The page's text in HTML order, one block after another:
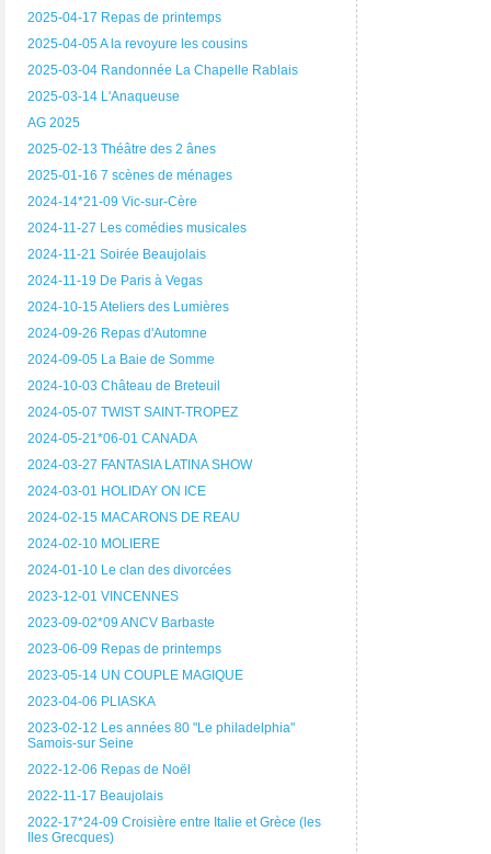
2025-04-17 Repas de printemps
2025-04-05 A la revoyure les cousins
2025-03-04 Randonnée La Chapelle Rablais
2025-03-14 L'Anaqueuse
AG 2025
2025-02-13 Théâtre des 2 ânes
2025-01-16 7 scènes de ménages
2024-14*21-09 Vic-sur-Cère
2024-11-27 Les comédies musicales
2024-11-21 Soirée Beaujolais
2024-11-19 De Paris à Vegas
2024-10-15 Ateliers des Lumières
2024-09-26 Repas d'Automne
2024-09-05 La Baie de Somme
2024-10-03 Château de Breteuil
2024-05-07 TWIST SAINT-TROPEZ
2024-05-21*06-01 CANADA
2024-03-27 FANTASIA LATINA SHOW
2024-03-01 HOLIDAY ON ICE
2024-02-15 MACARONS DE REAU
2024-02-10 MOLIERE
2024-01-10 Le clan des divorcées
2023-12-01 VINCENNES
2023-09-02*09 ANCV Barbaste
2023-06-09 Repas de printemps
2023-05-14 UN COUPLE MAGIQUE
2023-04-06 PLIASKA
2023-02-12 Les années 80 "Le philadelphia"
Samois-sur Seine
2022-12-06 Repas de Noël
2022-11-17 Beaujolais
2022-17*24-09 Croisière entre Italie et Grèce (les
Iles Grecques)